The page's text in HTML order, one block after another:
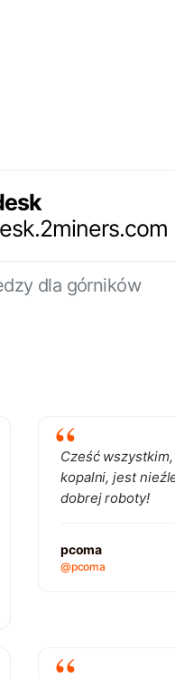
dla górników
Cześć wszystkim,
kopalni, jest
dobrej roboty!
pcoma
@pcoma